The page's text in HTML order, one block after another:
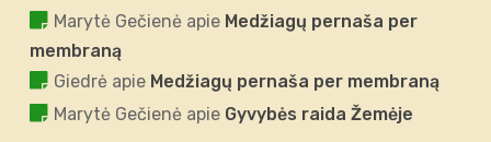
Marytė Gečienė apie Medžiagų pernaša per
membraną
Giedrė apie Medžiagų pernaša per membraną
Marytė Gečienė apie Gyvybės raida Žemėje